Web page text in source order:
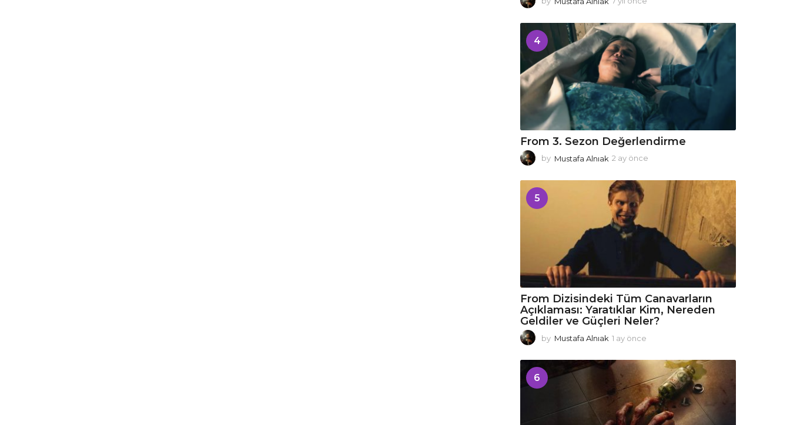
ı
l
ö
e
4
From 3. Sezon Değerlendirme
by Mustafa Alnıak 2 ay önce
y
5
From Dizisindeki Tüm Canavarların
Açıklaması: Yaratıklar Kim, Nereden
Geldiler ve Güçleri Neler?
by Mustafa Alnıak 1 ay önce
y
n
e
6